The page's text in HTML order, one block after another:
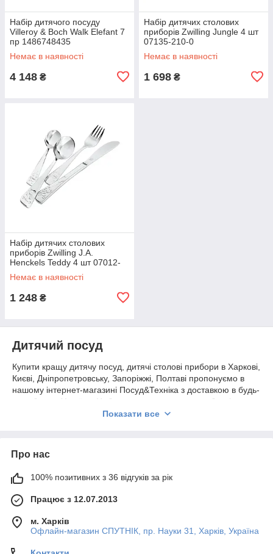
Набір дитячого посуду
Villeroy & Boch Walk Elefant 7
пр 1486748435
Немає в наявності
4 148 ₴
Набір дитячих столових
приборів Zwilling Jungle 4 шт
07135-210-0
Немає в наявності
1 698 ₴
Набір дитячих столових
приборів Zwilling J.A.
Henckels Teddy 4 шт 07012-
210-0
Немає в наявності
1 248 ₴
Дитячий посуд
Купити кращу дитячу посуд, дитячі столові прибори в Харкові,
Києві, Дніпропетровську, Запоріжжі, Полтаві пропонуємо в
нашому інтернет-магазині Посуд&Техніка з доставкою в будь-
яку область України. Набори дитячого посуду зроблені з
високоякісних матеріалів–порцеляни, скла, пластику, всі
Кожна мама малюка знає, як непросто іноді буває нагодувати
зручно їсти з дорослого посуду – великі тарілки, чашки, ложки
правил дотримання особистої гігієни.
Ми пропонуємо великий вибір дитячого посуду і наборів
посуду тільки відомих світових брендів, таких як WMF (ВМФ)
Zwilling (Цвіллінг) Німеччина, Churchill (Черчіль)
Великобританія, Domus Design (Домус Дизайн), Італія.
Показати все
Про нас
100% позитивних з 36 відгуків за рік
Працює з 12.07.2013
м. Харків
Офлайн-магазин СПУТНІК, пр. Науки 31, Харків, Україна